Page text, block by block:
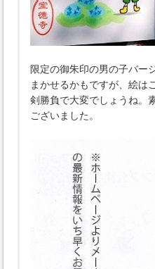
限定の御朱印の男の子バー
まかせるかもですが、絵は
剣勝負で大変でしょうね。
ございました。